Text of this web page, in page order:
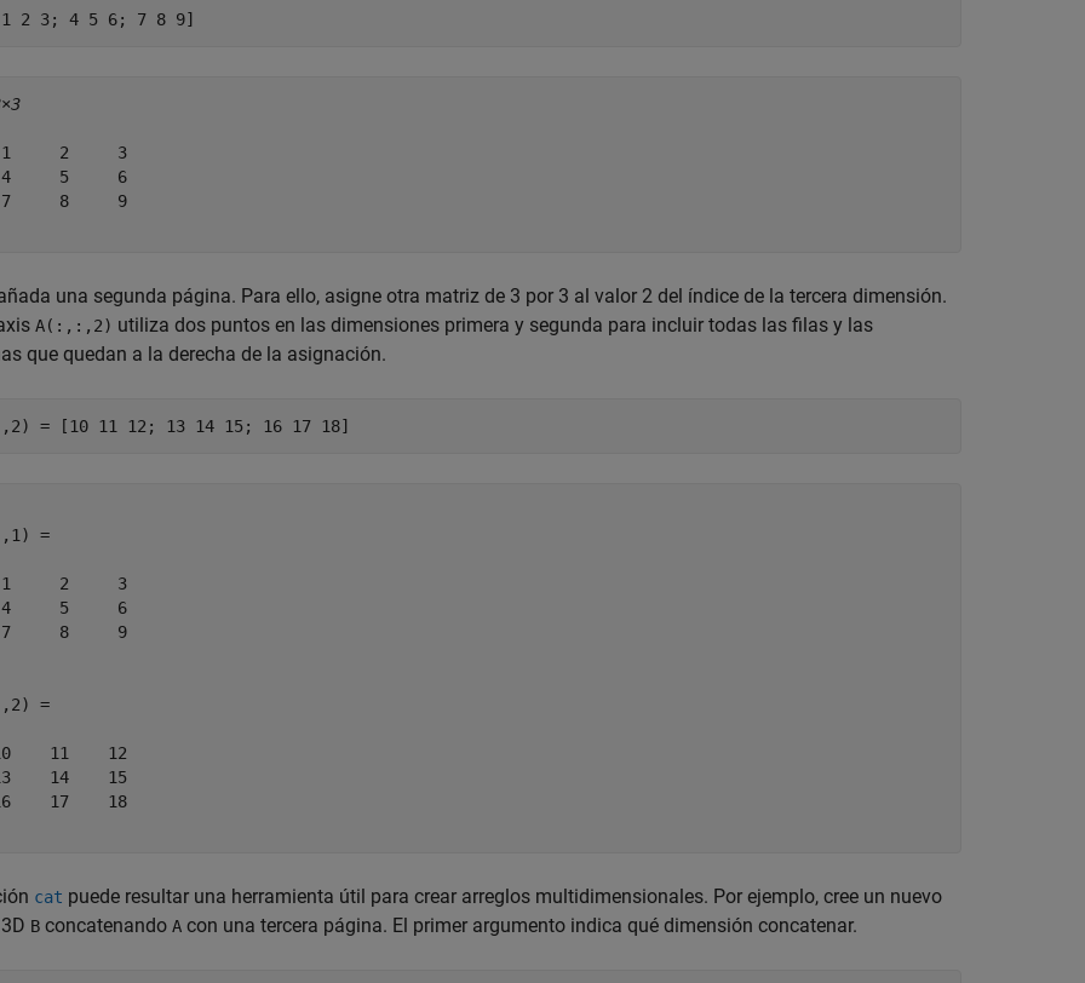
2 3; 4 5 6; 7 8 9]
2     3
5     6
8     9
una segunda página. Para ello, asigne otra matriz de 3 por 3 al valor 2 del índice de la tercera dimensión.
A(:,:,2) utiliza dos puntos en las dimensiones primera y segunda para incluir todas las filas y las
que quedan a la derecha de la asignación.
= [10 11 12; 13 14 15; 16 17 18]
=
2     3
5     6
8     9
=
11    12
14    15
17    18
cat puede resultar una herramienta útil para crear arreglos multidimensionales. Por ejemplo, cree un nuevo
B concatenando A con una tercera página. El primer argumento indica qué dimensión concatenar.